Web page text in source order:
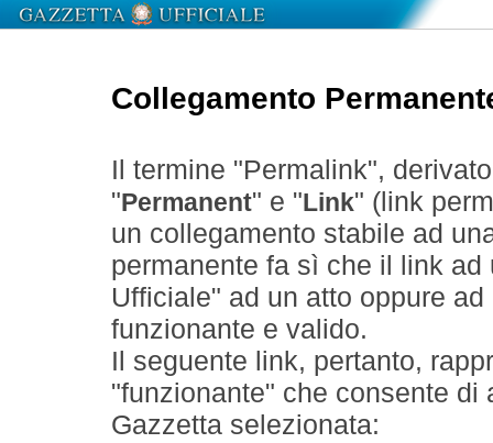
Collegamento
Il termine "Permalink",
" Permanent" e " Link" (link
un collegamento stabile ad
permanente fa sì che il link
Ufficiale" ad un atto oppure
funzionante e valido.
Il seguente link, pertanto,
"funzionante" che consente
Gazzetta selezionata: